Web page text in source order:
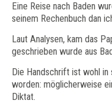
Eine Reise nach Baden
seinem Rechenbuch dan
Laut Analysen, kam das
geschrieben wurde aus
Die Handschrift ist wohl
worden: möglicherweise
Diktat.